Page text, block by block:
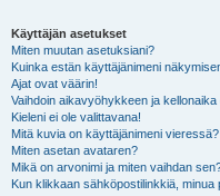
Käyttäjän asetukset
Miten muutan asetuksiani?
Kuinka estän käyttäjänimeni
Ajat ovat väärin!
Vaihdoin aikavyöhykkeen ja kellonaika
Kieleni ei ole valittavana!
Mitä kuvia on käyttäjänimeni vieressä?
Miten asetan avataren?
Mikä on arvonimi ja miten vaihdan
Kun klikkaan sähköpostilinkkiä,